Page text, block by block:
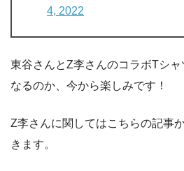
4, 2022
東谷さんとZ李さんのコラボTシ
なるのか、今から楽しみです！
Z李さんに関してはこちらの記事
きます。